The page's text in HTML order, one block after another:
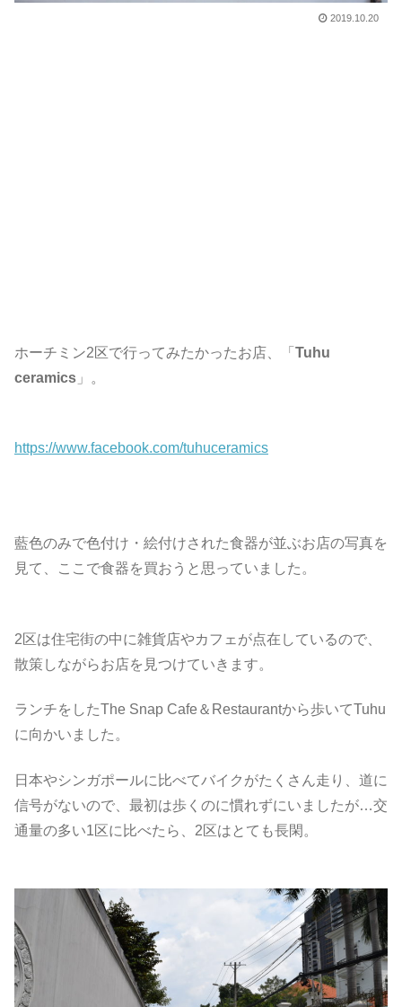
2019.10.20
ホーチミン2区で行ってみたかったお店、「 Tuhu
ceramics 」。
https://www.facebook.com/tuhuceramics
藍色のみで色付け・絵付けされた食器が並ぶお店の写真を
見て、ここで食器を買おうと思っていました。
2区は住宅街の中に雑貨店やカフェが点在しているので、
散策しながらお店を見つけていきます。
ランチをしたThe Snap Cafe＆Restaurantから歩いてTuhu
に向かいました。
日本やシンガポールに比べてバイクがたくさん走り、道に
信号がないので、最初は歩くのに慣れずにいましたが…交
通量の多い1区に比べたら、2区はとても長閑。